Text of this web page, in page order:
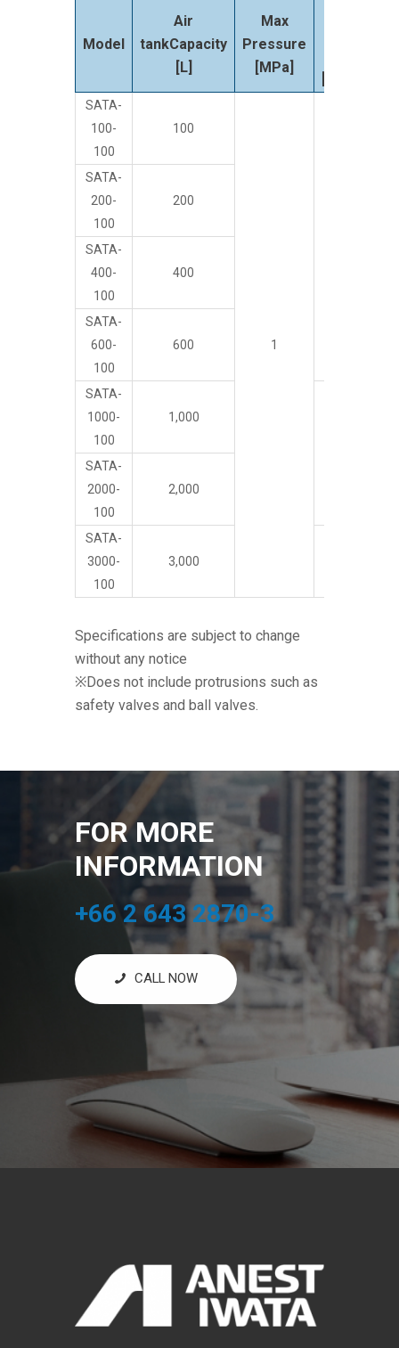
Model
Air
tankCapacity
[L]
Max
Pressure
[MPa]
SATA-
100-
100
100
1
SATA-
200-
100
200
SATA-
400-
100
400
SATA-
600-
100
600
SATA-
1000-
100
1,000
SATA-
2000-
100
2,000
SATA-
3000-
100
3,000
Specifications are subject to change
without any notice
※Does not include protrusions such as
safety valves and ball valves.
FOR MORE
INFORMATION
+66 2 643 2870-3
CALL NOW